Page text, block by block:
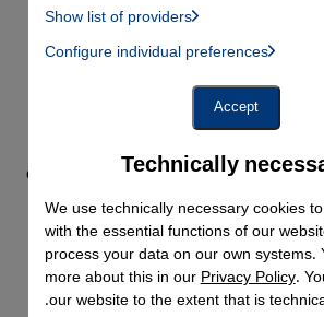
الاتحاد الأوروبي
في إدارة الهجرة نحو الاتحاد
يحاولون العبور من تركيا إلى
وعمليات الإعادة القسرية،
الاستغاثة، ما أدى لمقتل أو
Technically
We use technically necessary cookies
with the essential functions of our
process your data on our own systems.
more about this in ourPrivacy Policy.
our website to the extent that is
Show list of providers
Instagram Embed, Twitter Embed,
Facebook Embed /
Google
Configure individual preferences
Accept